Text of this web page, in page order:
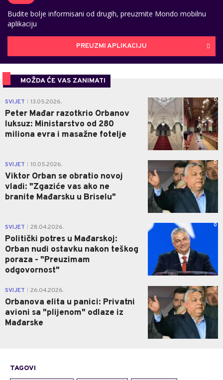
Budite bolje informisani od drugih, preuzmite Mondo mobilnu
aplikaciju
PREUZMI APLIKACIJU
MOŽDA ĆE VAS ZANIMATI
SVIJET 13.05.2026.
Peter Mađar razotkrio Orbanov
luksuz: Ministarstvo od 280
miliona evra i masažne fotelje
0
SVIJET 10.05.2026.
Viktor Orban se obratio novoj
vladi: "Zgaziće vas ako ne
branite Mađarsku u Briselu"
0
SVIJET 28.04.2026.
Politički potres u Mađarskoj:
Orban nudi ostavku nakon teškog
poraza - "Preuzimam
odgovornost"
0
SVIJET 26.04.2026.
Orbanova elita u panici: Privatni
avioni sa "plijenom" odlaze iz
Mađarske
0
TAGOVI